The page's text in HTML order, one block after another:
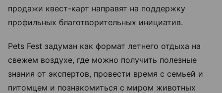
продажи квест-карт направят на поддержку
профильных благотворительных инициатив.
Pets Fest задуман как формат летнего отдыха на
свежем воздухе, где можно получить полезные
знания от экспертов, провести время с семьей и
питомцем и познакомиться с миром животных